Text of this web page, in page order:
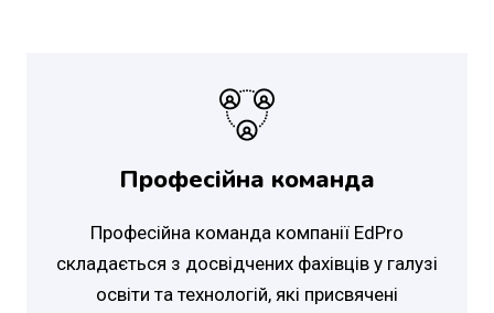
Професійна команда
Професійна команда компанії EdPro
складається з досвідчених фахівців у галузі
освіти та технологій, які присвячені